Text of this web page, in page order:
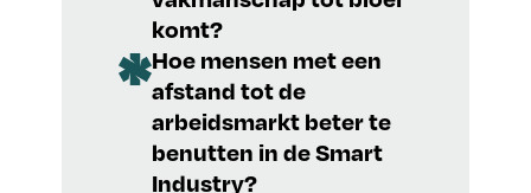
komt?
Hoe mensen met een
afstand tot de
arbeidsmarkt beter te
benutten in de Smart
Industry?